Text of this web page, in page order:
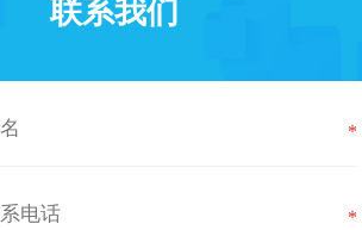
联系我们
*
*